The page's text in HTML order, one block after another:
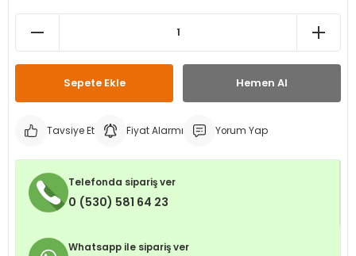
Sepete Ekle Hemen Al
Tavsiye Et Fiyat Alarmı Yorum Yap
Telefonda sipariş ver
0 (530) 581 64 23
Whatsapp ile sipariş ver